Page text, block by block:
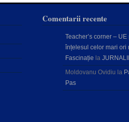
Comentarii recente
Teacher’s corner – UE
înțelesul celor mari ori
Fascinație la
Moldovanu Ovidiu la
Pas